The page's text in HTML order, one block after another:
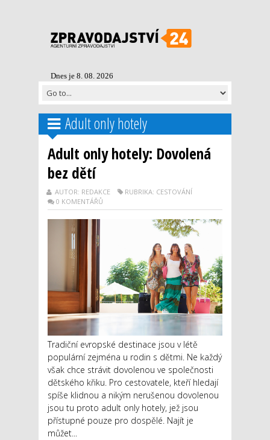
Dnes je 8. 08. 2026
Adult only hotely
Adult only hotely: Dovolená
bez dětí
AUTOR: REDAKCE
RUBRIKA: CESTOVÁNÍ
0 KOMENTÁŘŮ
Tradiční evropské destinace jsou v létě
populární zejména u rodin s dětmi. Ne každý
však chce strávit dovolenou ve společnosti
dětského křiku. Pro cestovatele, kteří hledají
spíše klidnou a nikým nerušenou dovolenou
jsou tu proto adult only hotely, jež jsou
přístupné pouze pro dospělé. Najít je
můžet...